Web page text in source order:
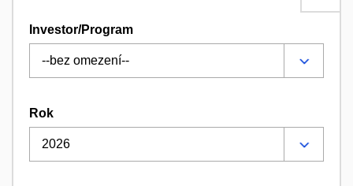
Investor/Program
Rok